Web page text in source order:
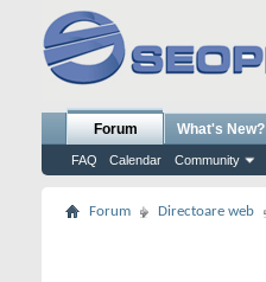
Forum
FAQ Calendar Community
What's New?
Forum Directoare web